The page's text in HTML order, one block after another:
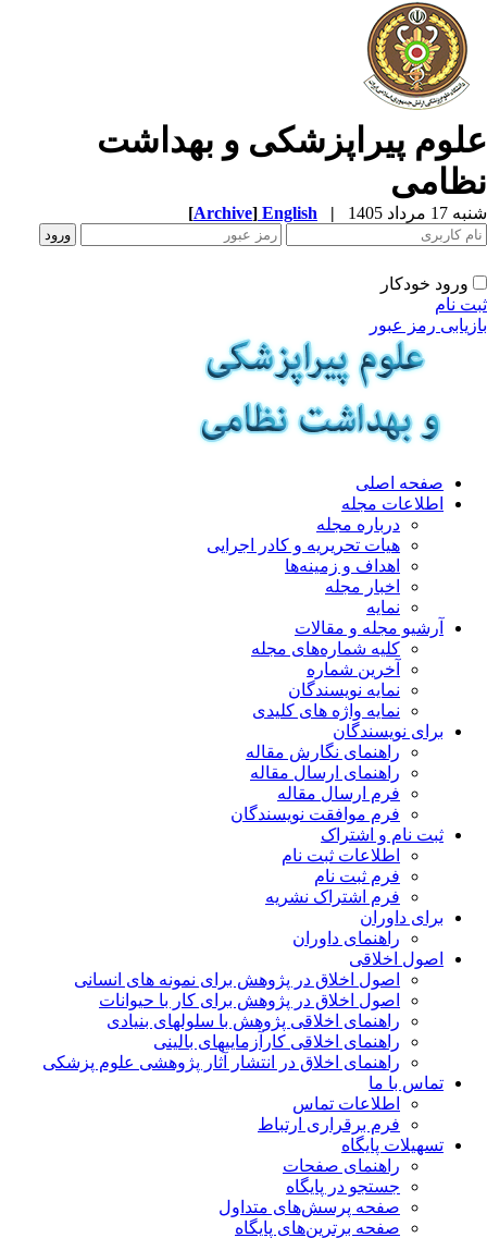
پیراپزشکی و بهداشت
مرداد 1405 |
English
[Archive]
ورود خودکار
نام
رمز عبور
صفحه اصلی
اطلاعات مجله
درباره مجله
هیات تحریریه و کادر اجرایی
اهداف و زمینه‌ها
اخبار مجله
نمایه
آرشیو مجله و مقالات
کلیه شماره‌های مجله
آخرین شماره
نمایه نویسندگان
نمایه واژه های کلیدی
برای نویسندگان
راهنمای نگارش مقاله
راهنمای ارسال مقاله
فرم ارسال مقاله
فرم موافقت نویسندگان
ثبت نام و اشتراک
اطلاعات ثبت نام
فرم ثبت نام
فرم اشتراک نشریه
برای داوران
راهنمای داوران
اصول اخلاقی
اصول اخلاق در پژوهش برای نمونه های انسانی
اصول اخلاق در پژوهش برای کار با حیوانات
راهنمای اخلاقی پژوهش با سلولهای بنیادی
راهنمای اخلاقی کارآزماییهای بالینی
راهنمای اخلاق در انتشار آثار پژوهشی علوم پزشکی
تماس با ما
اطلاعات تماس
فرم برقراری ارتباط
تسهیلات پایگاه
راهنمای صفحات
جستجو در پایگاه
صفحه پرسش‌های متداول
صفحه برترین‌های پایگاه